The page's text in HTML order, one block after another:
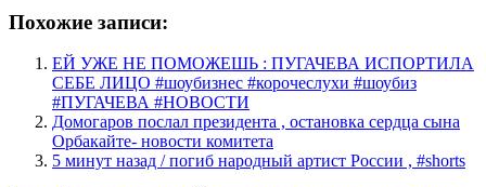
Похожие записи:
ЕЙ УЖЕ НЕ ПОМОЖЕШЬ : ПУГАЧЕВА ИСПОРТИЛА
СЕБЕ ЛИЦО #шоубизнес #корочеслухи #шоубиз
#ПУГАЧЕВА #НОВОСТИ
Домогаров послал президента , остановка сердца сына
Орбакайте- новости комитета
5 минут назад / погиб народный артист России , #shorts